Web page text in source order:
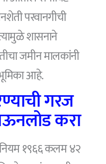
परवानगीची
शासनाने
जमीन मालकांनी
आहे.
गरज
करा
१९६६ कलम ४२